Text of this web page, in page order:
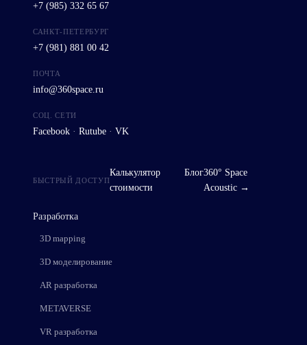
+7 (985) 332 65 67
САНКТ-ПЕТЕРБУРГ
+7 (981) 881 00 42
ПОЧТА
info@360space.ru
СОЦ. СЕТИ
Facebook · Rutube · VK
Разработка
3D mapping
3D моделирование
AR разработка
METAVERSE
VR разработка
БЫСТРЫЙ ДОСТУП
Калькулятор
стоимости
Блог360° Space
Acoustic →